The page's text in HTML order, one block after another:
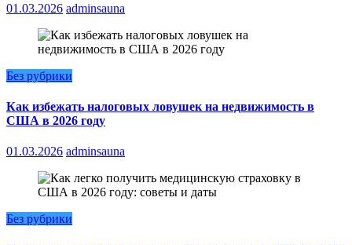
01.03.2026 adminsauna
Без рубрики
Как избежать налоговых ловушек на недвижимость в
США в 2026 году
01.03.2026 adminsauna
Без рубрики